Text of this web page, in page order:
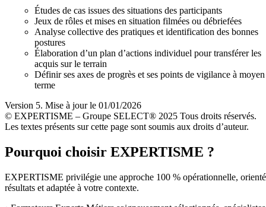
Études de cas issues des situations des participants
Jeux de rôles et mises en situation filmées ou débriefées
Analyse collective des pratiques et identification des bonnes
postures
Élaboration d’un plan d’actions individuel pour transférer les
acquis sur le terrain
Définir ses axes de progrès et ses points de vigilance à moyen
terme
Version 5. Mise à jour le 01/01/2026
© EXPERTISME – Groupe SELECT® 2025 Tous droits réservés.
Les textes présents sur cette page sont soumis aux droits d’auteur.
Pourquoi choisir EXPERTISME ?
EXPERTISME privilégie une approche 100 % opérationnelle,
résultats et adaptée à votre contexte.